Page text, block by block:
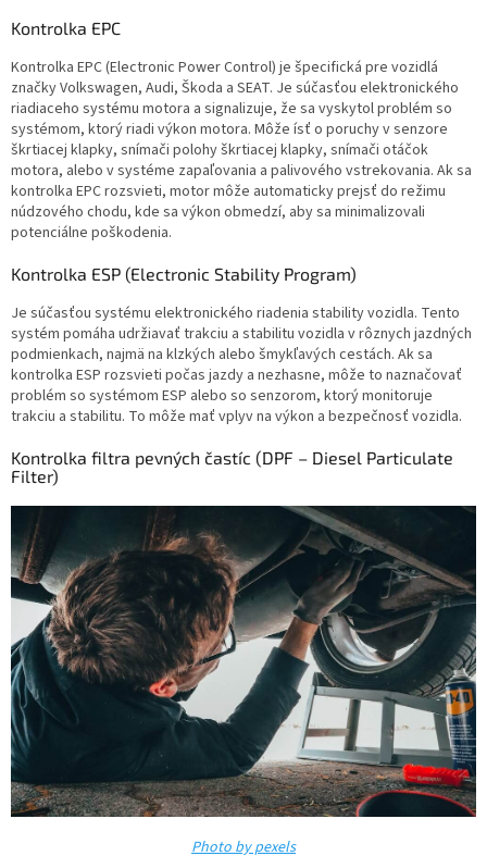
Kontrolka EPC
Kontrolka EPC (Electronic Power Control) je špecifická pre vozidlá
značky Volkswagen, Audi, Škoda a SEAT. Je súčasťou elektronického
riadiaceho systému motora a signalizuje, že sa vyskytol problém so
systémom, ktorý riadi výkon motora. Môže ísť o poruchy v senzore
škrtiacej klapky, snímači polohy škrtiacej klapky, snímači otáčok
motora, alebo v systéme zapaľovania a palivového vstrekovania. Ak sa
kontrolka EPC rozsvieti, motor môže automaticky prejsť do režimu
núdzového chodu, kde sa výkon obmedzí, aby sa minimalizovali
potenciálne poškodenia.
Kontrolka ESP (Electronic Stability Program)
Je súčasťou systému elektronického riadenia stability vozidla. Tento
systém pomáha udržiavať trakciu a stabilitu vozidla v rôznych jazdných
podmienkach, najmä na klzkých alebo šmykľavých cestách. Ak sa
kontrolka ESP rozsvieti počas jazdy a nezhasne, môže to naznačovať
problém so systémom ESP alebo so senzorom, ktorý monitoruje
trakciu a stabilitu. To môže mať vplyv na výkon a bezpečnosť vozidla.
Kontrolka filtra pevných častíc (DPF – Diesel Particulate
Filter)
Photo by pexels